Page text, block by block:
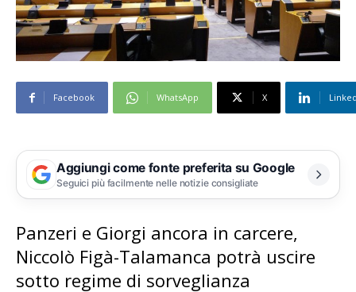
Facebook WhatsApp X
Aggiungi come fonte preferita su Google
Seguici più facilmente nelle notizie consigliate
Panzeri e Giorgi ancora in carcere,
Niccolò Figà-Talamanca potrà uscire
sotto regime di sorveglianza